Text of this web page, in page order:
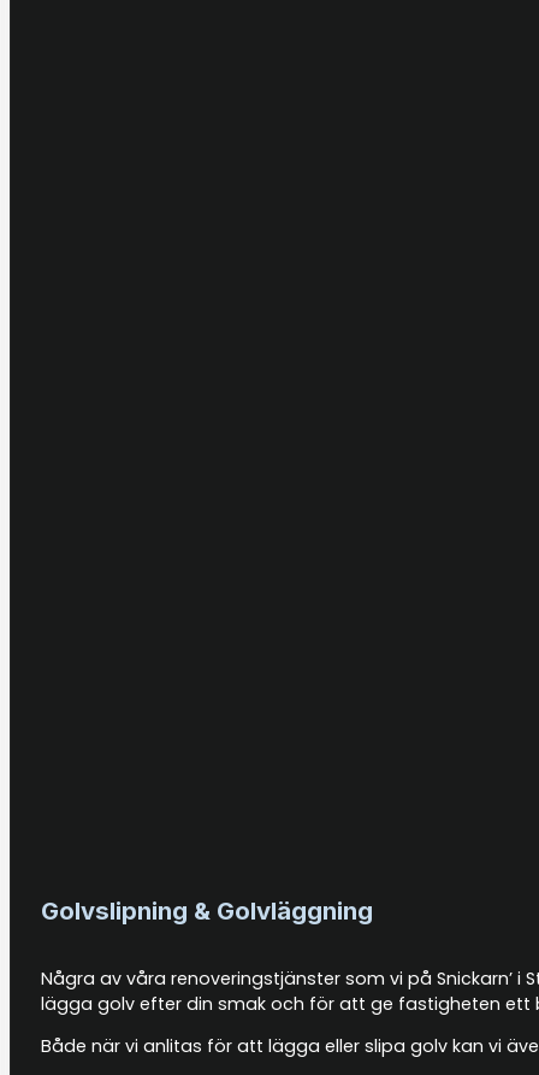
Golvslipning & Golvläggning
Några av våra renoveringstjänster som vi på
lägga golv efter din smak och för att ge fastigheten ett
Både när vi anlitas för att lägga eller slipa golv kan vi